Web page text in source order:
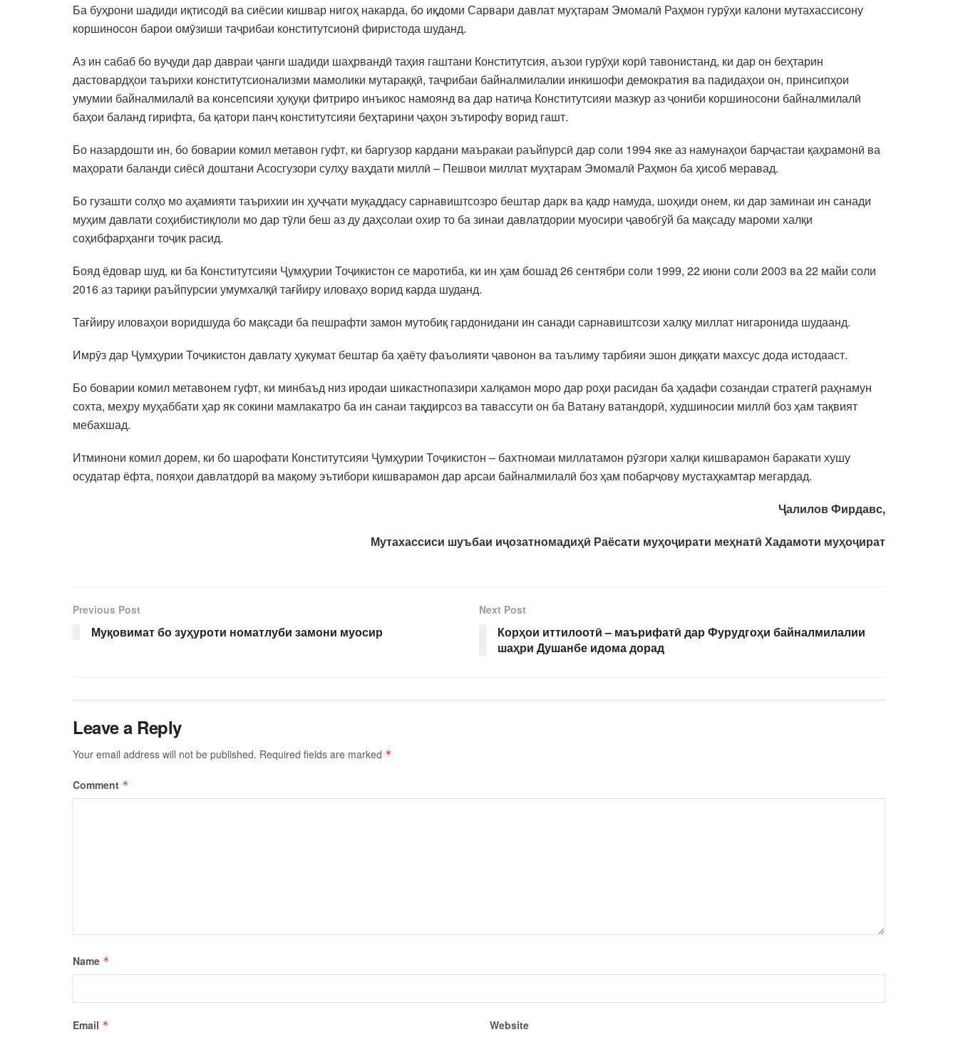
Ба буҳрони шадиди иқтисодӣ ва сиёсии кишвар нигоҳ накарда, бо иқдоми Сарвари давлат муҳтарам Эмомалӣ Раҳмон гурӯҳи калони мутахассисону
коршиносон барои омӯзиши таҷрибаи конститутсионӣ фиристода шуданд.
Аз ин сабаб бо вуҷуди дар давраи ҷанги шадиди шаҳрвандӣ таҳия гаштани Конститутсия, аъзои гурӯҳи корӣ тавонистанд, ки дар он беҳтарин
дастовардҳои таърихи конститутсионализми мамолики мутараққӣ, таҷрибаи байналмилалии инкишофи демократия ва падидаҳои он, принсипҳои
умумии байналмилалӣ ва консепсияи ҳуқуқи фитриро инъикос намоянд ва дар натиҷа Конститутсияи мазкур аз ҷониби коршиносони байналмилалӣ
баҳои баланд гирифта, ба қатори панҷ конститутсияи беҳтарини ҷаҳон эътирофу ворид гашт.
Бо назардошти ин, бо боварии комил метавон гуфт, ки баргузор кардани маъракаи раъйпурсӣ дар соли 1994 яке аз намунаҳои барҷастаи қаҳрамонӣ ва
маҳорати баланди сиёсӣ доштани Асосгузори сулҳу ваҳдати миллӣ – Пешвои миллат муҳтарам Эмомалӣ Раҳмон ба ҳисоб меравад.
Бо гузашти солҳо мо аҳамияти таърихии ин ҳуҷҷати муқаддасу сарнавиштсозро бештар дарк ва қадр намуда, шоҳиди онем, ки дар заминаи ин санади
муҳим давлати соҳибистиқлоли мо дар тӯли беш аз ду даҳсолаи охир то ба зинаи давлатдории муосири ҷавобгӯй ба мақсаду мароми халқи
соҳибфарҳанги тоҷик расид.
Бояд ёдовар шуд, ки ба Конститутсияи Ҷумҳурии Тоҷикистон се маротиба, ки ин ҳам бошад 26 сентябри соли 1999, 22 июни соли 2003 ва 22 майи соли
2016 аз тариқи раъйпурсии умумхалқӣ тағйиру иловаҳо ворид карда шуданд.
Тағйиру иловаҳои воридшуда бо мақсади ба пешрафти замон мутобиқ гардонидани ин санади сарнавиштсози халқу миллат нигаронида шудаанд.
Имрӯз дар Ҷумҳурии Тоҷикистон давлату ҳукумат бештар ба ҳаёту фаъолияти ҷавонон ва таълиму тарбияи эшон диққати махсус дода истодааст.
Бо боварии комил метавонем гуфт, ки минбаъд низ иродаи шикастнопазири халқамон моро дар роҳи расидан ба ҳадафи созандаи стратегӣ раҳнамун
сохта, меҳру муҳаббати ҳар як сокини мамлакатро ба ин санаи тақдирсоз ва тавассути он ба Ватану ватандорӣ, худшиносии миллӣ боз ҳам тақвият
мебахшад.
Итминони комил дорем, ки бо шарофати Конститутсияи Ҷумҳурии Тоҷикистон – бахтномаи миллатамон рӯзгори халқи кишварамон баракати хушу
осудатар ёфта, пояҳои давлатдорӣ ва мақому эътибори кишварамон дар арсаи байналмилалӣ боз ҳам побарҷову мустаҳкамтар мегардад.
Ҷалилов Фирдавс,
Мутахассиси шуъбаи иҷозатномадиҳӣ Раёсати муҳоҷирати меҳнатӣ Хадамоти муҳоҷират
Previous Post
Муқовимат бо зуҳуроти номатлуби замони муосир
Next Post
Корҳои иттилоотӣ – маърифатӣ дар Фурудгоҳи байналмилалии
шаҳри Душанбе идома дорад
Leave a Reply
Your email address will not be published. Required fields are marked *
Comment *
Name *
Email * Website